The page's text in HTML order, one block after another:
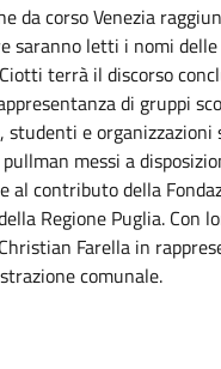
da corso Venezia
saranno letti i nomi
terrà il discorso
di gruppi
studenti e
messi a
al contributo della
Regione Puglia. Con
Farella in
comunale.